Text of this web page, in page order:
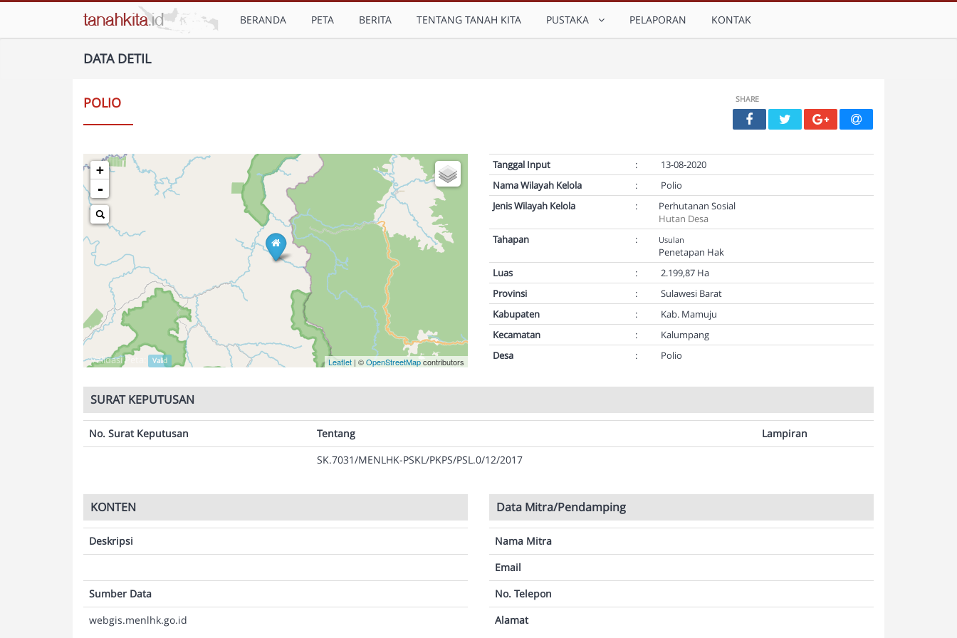
BERANDA PETA BERITA TENTANG TANAH KITA PUSTAKA PELAPORAN KONTAK
DATA DETIL
POLIO SHARE
+
-
Leaflet | ©OpenStreetMapcontributors
Validasi Peta: Valid
Tanggal Input :
13-08-2020
Nama Wilayah Kelola
:
Polio
Jenis Wilayah Kelola
:
Perhutanan Sosial
Hutan Desa
Tahapan
: Usulan
Penetapan Hak
Luas
:
2.199,87 Ha
Provinsi
:
Sulawesi Barat
Kabupaten
:
Kab. Mamuju
Kecamatan
:
Kalumpang
Desa
: Polio
SURAT KEPUTUSAN
No. Surat Keputusan Tentang
Lampiran
SK.7031/MENLHK-PSKL/PKPS/PSL.0/12/2017
KONTEN
Deskripsi
Sumber Data
webgis.menlhk.go.id
Data Mitra/Pendamping
Nama Mitra
Email
No. Telepon
Alamat